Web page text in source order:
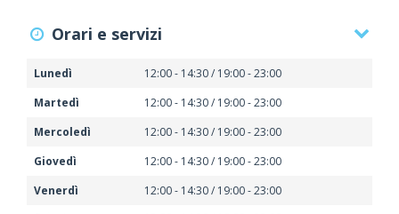
Orari e servizi
Lunedì
12:00 - 14:30 / 19:00 - 23:00
Martedì
12:00 - 14:30 / 19:00 - 23:00
Mercoledì
12:00 - 14:30 / 19:00 - 23:00
Giovedì
12:00 - 14:30 / 19:00 - 23:00
Venerdì
12:00 - 14:30 / 19:00 - 23:00